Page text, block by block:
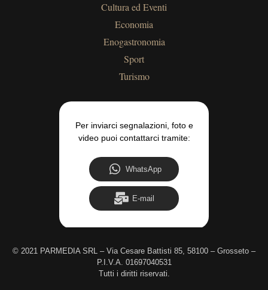
Cultura ed Eventi
Economia
Enogastronomia
Sport
Turismo
Per inviarci segnalazioni, foto e
video puoi contattarci tramite:
WhatsApp
E-mail
© 2021 PARMEDIA SRL – Via Cesare Battisti 85, 58100 – Grosseto –
P.I.V.A. 01697040531
Tutti i diritti riservati.